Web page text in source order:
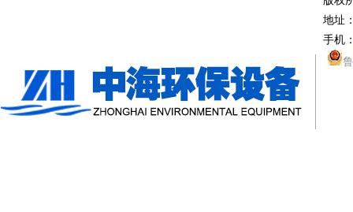
机械过滤器
地址
手机